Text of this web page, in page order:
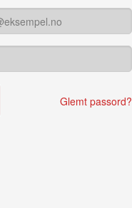
Glemt passord?